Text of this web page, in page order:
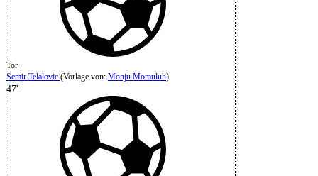
Tor
Semir Telalovic (Vorlage von: Monju Momuluh)
47'